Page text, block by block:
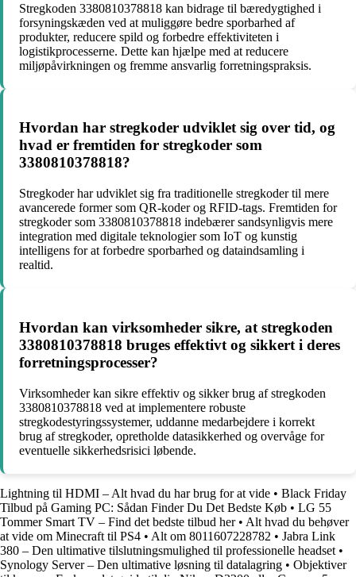
Stregkoden 3380810378818 kan bidrage til bæredygtighed i
forsyningskæden ved at muliggøre bedre sporbarhed af
produkter, reducere spild og forbedre effektiviteten i
logistikprocesserne. Dette kan hjælpe med at reducere
miljøpåvirkningen og fremme ansvarlig forretningspraksis.
Hvordan har stregkoder udviklet sig over tid, og
hvad er fremtiden for stregkoder som
3380810378818?
Stregkoder har udviklet sig fra traditionelle stregkoder til mere
avancerede former som QR-koder og RFID-tags. Fremtiden for
stregkoder som 3380810378818 indebærer sandsynligvis mere
integration med digitale teknologier som IoT og kunstig
intelligens for at forbedre sporbarhed og dataindsamling i
realtid.
Hvordan kan virksomheder sikre, at stregkoden
3380810378818 bruges effektivt og sikkert i deres
forretningsprocesser?
Virksomheder kan sikre effektiv og sikker brug af stregkoden
3380810378818 ved at implementere robuste
stregkodestyringssystemer, uddanne medarbejdere i korrekt
brug af stregkoder, opretholde datasikkerhed og overvåge for
eventuelle sikkerhedsrisici løbende.
Lightning til HDMI – Alt hvad du har brug for at vide • Black Friday
Tilbud på Gaming PC: Sådan Finder Du Det Bedste Køb • LG 55
Tommer Smart TV – Find det bedste tilbud her• Alt hvad du behøver
at vide om Minecraft til PS4 • Alt om 8011607228782 • Jabra Link
380 – Den ultimative tilslutningsmulighed til professionelle headset •
Synology Server – Den ultimative løsning til datalagring • Objektiver